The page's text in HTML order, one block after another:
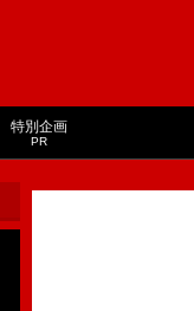
特別企画
PR